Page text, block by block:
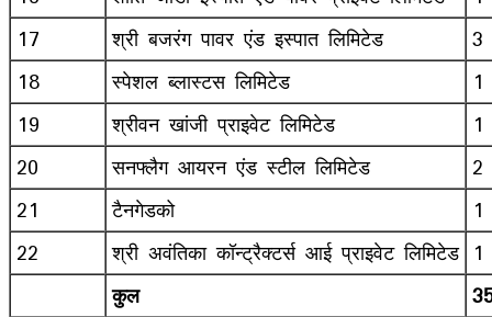
17
श्री बजरंग पावर एंड इस्पात लिमिटेड
3
18
स्पेशल ब्लास्टस लिमिटेड
1
19
श्रीवन खांजी प्राइवेट लिमिटेड
1
20
सनफ्लैग आयरन एंड स्टील लिमिटेड
2
21
टैनगेडको
1
22
श्री अवंतिका कॉन्ट्रैक्टर्स आई प्राइवेट लिमिटेड 1
कुल